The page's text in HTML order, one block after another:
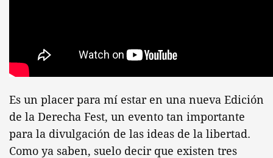
Es un placer para mí estar en una nueva Edición
de la Derecha Fest, un evento tan importante
para la divulgación de las ideas de la libertad.
Como ya saben, suelo decir que existen tres